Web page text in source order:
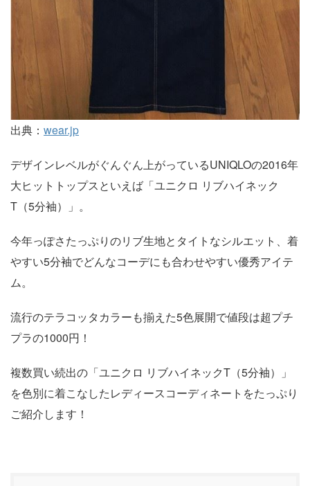
出典： wear.jp
デザインレベルがぐんぐん上がっているUNIQLOの2016年
大ヒットトップスといえば「ユニクロ リブハイネック
T（5分袖）」。
今年っぽさたっぷりのリブ生地とタイトなシルエット、着
やすい5分袖でどんなコーデにも合わせやすい優秀アイテ
ム。
流行のテラコッタカラーも揃えた5色展開で値段は超プチ
プラの1000円！
複数買い続出の「ユニクロ リブハイネックT（5分袖）」
を色別に着こなしたレディースコーディネートをたっぷり
ご紹介します！